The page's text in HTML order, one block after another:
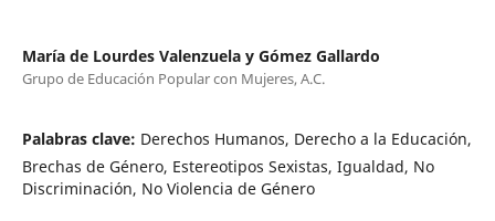
María de Lourdes Valenzuela y Gómez Gallardo
Grupo de Educación Popular con Mujeres, A.C.
Palabras clave: Derechos Humanos, Derecho a la Educación,
Brechas de Género, Estereotipos Sexistas, Igualdad, No
Discriminación, No Violencia de Género